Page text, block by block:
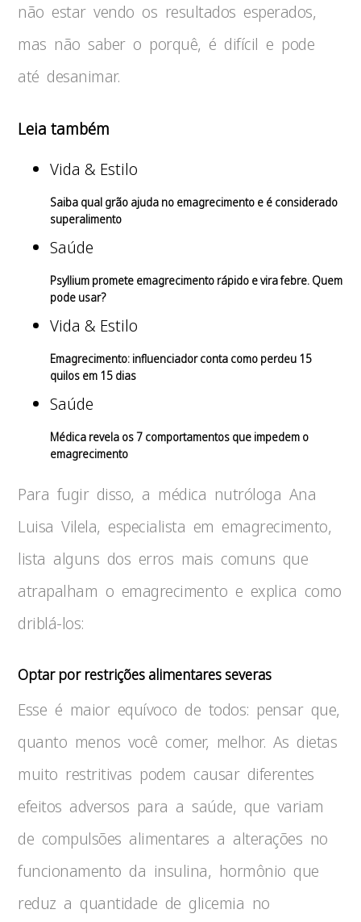
não estar vendo os resultados esperados,
mas não saber o porquê, é difícil e pode
até desanimar.
Leia também
Vida & Estilo
Saiba qual grão ajuda no emagrecimento e é considerado
superalimento
Saúde
Psyllium promete emagrecimento rápido e vira febre. Quem
pode usar?
Vida & Estilo
Emagrecimento: influenciador conta como perdeu 15
quilos em 15 dias
Saúde
Médica revela os 7 comportamentos que impedem o
emagrecimento
Para fugir disso, a médica nutróloga Ana
Luisa Vilela, especialista em emagrecimento,
lista alguns dos erros mais comuns que
atrapalham o emagrecimento e explica como
driblá-los:
Optar por restrições alimentares severas
Esse é maior equívoco de todos: pensar que,
quanto menos você comer, melhor. As dietas
muito restritivas podem causar diferentes
efeitos adversos para a saúde, que variam
de compulsões alimentares a alterações no
funcionamento da insulina, hormônio que
reduz a quantidade de glicemia no